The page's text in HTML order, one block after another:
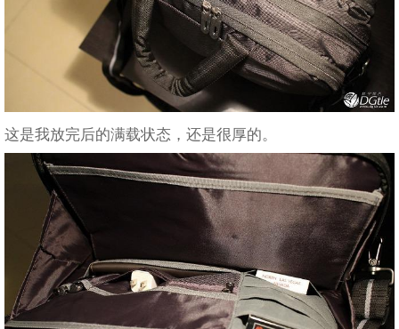
这是我放完后的满载状态，还是很厚的。